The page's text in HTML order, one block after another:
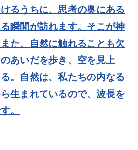
るうちに、思考の奥にある
瞬間が訪れます。そこが神
た、自然に触れることも欠
あいだを歩き、空を見上
。自然は、私たちの内なる
生まれているので、波長を
。